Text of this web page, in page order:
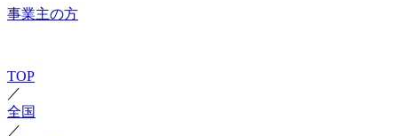
事業主の方
TOP
／
全国
／